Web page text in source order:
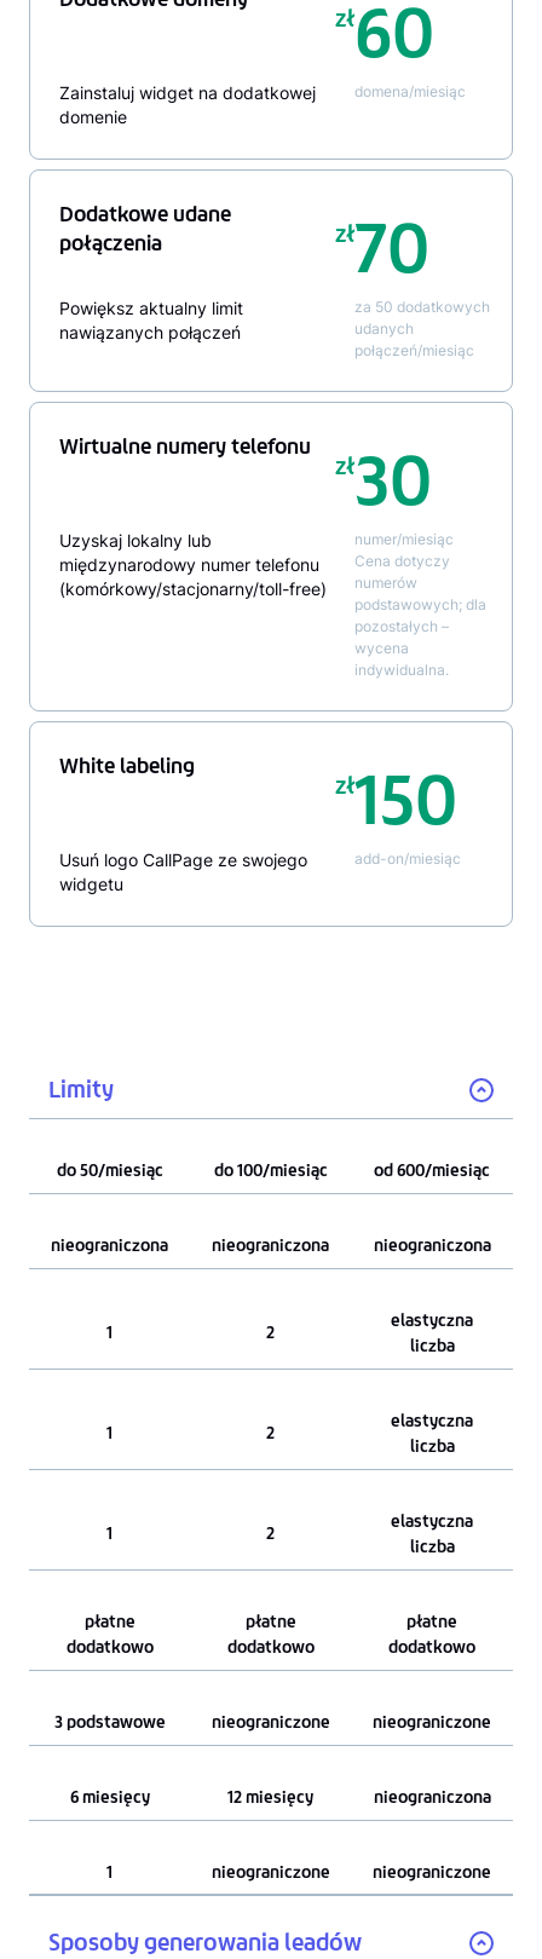
zł60
Zainstaluj widget na dodatkowej
domenie
domena/miesiąc
Dodatkowe udane
połączenia
zł70
Powiększ aktualny limit
nawiązanych połączeń
za 50 dodatkowych
udanych
połączeń/miesiąc
Wirtualne numery telefonu
zł30
Uzyskaj lokalny lub
międzynarodowy numer telefonu
(komórkowy/stacjonarny/toll-free)
numer/miesiąc
Cena dotyczy
numerów
podstawowych; dla
pozostałych –
wycena
indywidualna.
White labeling
zł150
Usuń logo CallPage ze swojego
widgetu
add-on/miesiąc
Limity
do 50/miesiąc do 100/miesiąc od 600/miesiąc
nieograniczona nieograniczona nieograniczona
1 2
elastyczna
liczba
1 2
elastyczna
liczba
1 2
elastyczna
liczba
płatne
dodatkowo
płatne
dodatkowo
płatne
dodatkowo
3 podstawowe nieograniczone nieograniczone
6 miesięcy 12 miesięcy nieograniczona
1 nieograniczone nieograniczone
Sposoby generowania leadów